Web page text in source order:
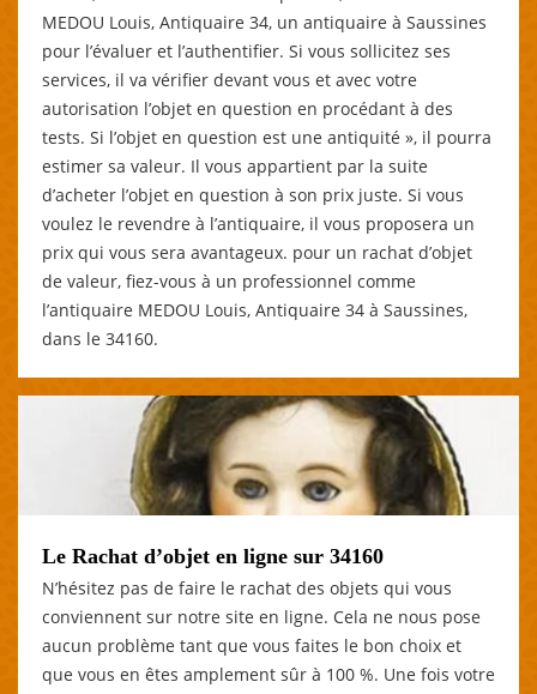
MEDOU Louis, Antiquaire 34, un antiquaire à Saussines
pour l’évaluer et l’authentifier. Si vous sollicitez ses
services, il va vérifier devant vous et avec votre
autorisation l’objet en question en procédant à des
tests. Si l’objet en question est une antiquité », il pourra
estimer sa valeur. Il vous appartient par la suite
d’acheter l’objet en question à son prix juste. Si vous
voulez le revendre à l’antiquaire, il vous proposera un
prix qui vous sera avantageux. pour un rachat d’objet
de valeur, fiez-vous à un professionnel comme
l’antiquaire MEDOU Louis, Antiquaire 34 à Saussines,
dans le 34160.
Le Rachat d’objet en ligne sur 34160
N’hésitez pas de faire le rachat des objets qui vous
conviennent sur notre site en ligne. Cela ne nous pose
aucun problème tant que vous faites le bon choix et
que vous en êtes amplement sûr à 100 %. Une fois votre